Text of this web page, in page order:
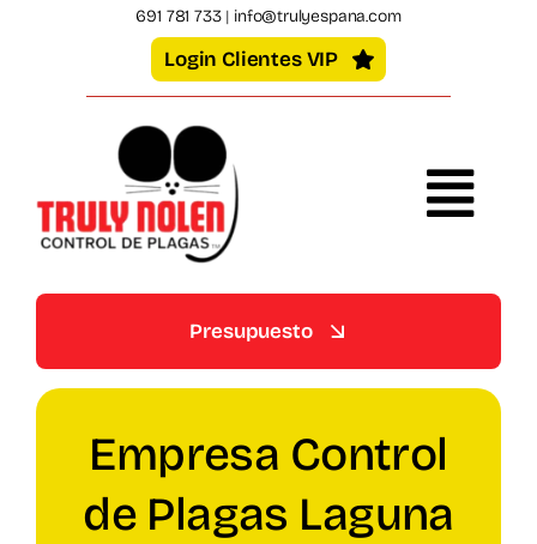
691 781 733| info@trulyespana.com
Login Clientes VIP
Plagas
Legionella
Particulares
Presupuesto
Empresa Control
de Plagas Laguna